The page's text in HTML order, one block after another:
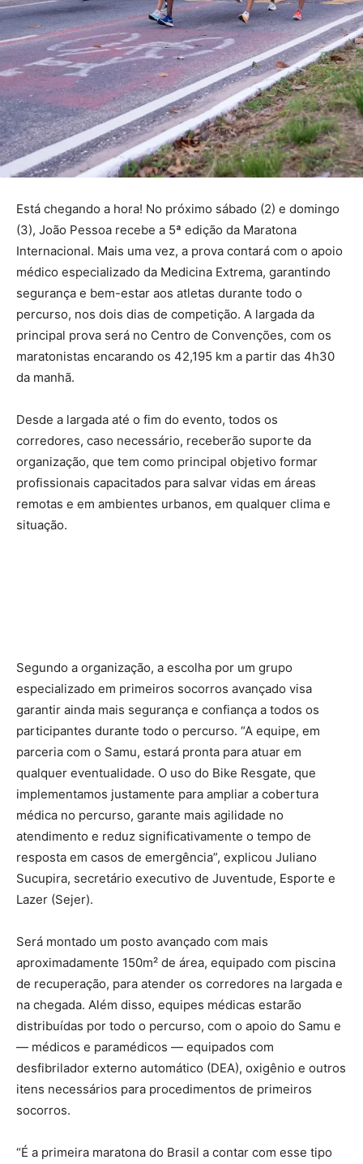
Está chegando a hora! No próximo sábado (2) e domingo
(3), João Pessoa recebe a 5ª edição da Maratona
Internacional. Mais uma vez, a prova contará com o apoio
médico especializado da Medicina Extrema, garantindo
segurança e bem-estar aos atletas durante todo o
percurso, nos dois dias de competição. A largada da
principal prova será no Centro de Convenções, com os
maratonistas encarando os 42,195 km a partir das 4h30
da manhã.
Desde a largada até o fim do evento, todos os
corredores, caso necessário, receberão suporte da
organização, que tem como principal objetivo formar
profissionais capacitados para salvar vidas em áreas
remotas e em ambientes urbanos, em qualquer clima e
situação.
Segundo a organização, a escolha por um grupo
especializado em primeiros socorros avançado visa
garantir ainda mais segurança e confiança a todos os
participantes durante todo o percurso. “A equipe, em
parceria com o Samu, estará pronta para atuar em
qualquer eventualidade. O uso do Bike Resgate, que
implementamos justamente para ampliar a cobertura
médica no percurso, garante mais agilidade no
atendimento e reduz significativamente o tempo de
resposta em casos de emergência”, explicou Juliano
Sucupira, secretário executivo de Juventude, Esporte e
Lazer (Sejer).
Será montado um posto avançado com mais
aproximadamente 150m² de área, equipado com piscina
de recuperação, para atender os corredores na largada e
na chegada. Além disso, equipes médicas estarão
distribuídas por todo o percurso, com o apoio do Samu e
— médicos e paramédicos — equipados com
desfibrilador externo automático (DEA), oxigênio e outros
itens necessários para procedimentos de primeiros
socorros.
“É a primeira maratona do Brasil a contar com esse tipo